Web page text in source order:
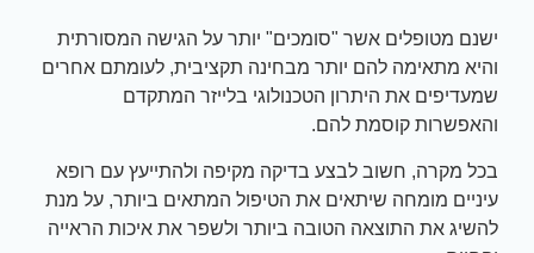
ישנם מטופלים אשר "סומכים" יותר על הגישה המסורתית
והיא מתאימה להם יותר מבחינה תקציבית, לעומתם אחרים
שמעדיפים את היתרון הטכנולוגי בלייזר המתקדם
והאפשרות קוסמת להם.
בכל מקרה, חשוב לבצע בדיקה מקיפה ולהתייעץ עם רופא
עיניים מומחה שיתאים את הטיפול המתאים ביותר, על מנת
להשיג את התוצאה הטובה ביותר ולשפר את איכות הראייה